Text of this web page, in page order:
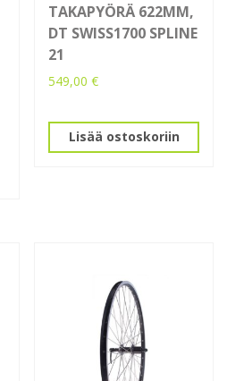
TAKAPYÖRÄ 622MM,
DT SWISS1700 SPLINE
21
549,00€
Lisää ostoskoriin